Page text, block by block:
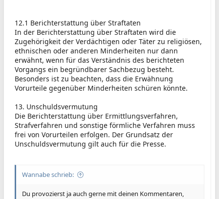
12.1 Berichterstattung über Straftaten
In der Berichterstattung über Straftaten wird die
Zugehörigkeit der Verdächtigen oder Täter zu religiösen,
ethnischen oder anderen Minderheiten nur dann
erwähnt, wenn für das Verständnis des berichteten
Vorgangs ein begründbarer Sachbezug besteht.
Besonders ist zu beachten, dass die Erwähnung
Vorurteile gegenüber Minderheiten schüren könnte.
13. Unschuldsvermutung
Die Berichterstattung über Ermittlungsverfahren,
Strafverfahren und sonstige förmliche Verfahren muss
frei von Vorurteilen erfolgen. Der Grundsatz der
Unschuldsvermutung gilt auch für die Presse.
Wannabe schrieb:
Du provozierst ja auch gerne mit deinen Kommentaren,